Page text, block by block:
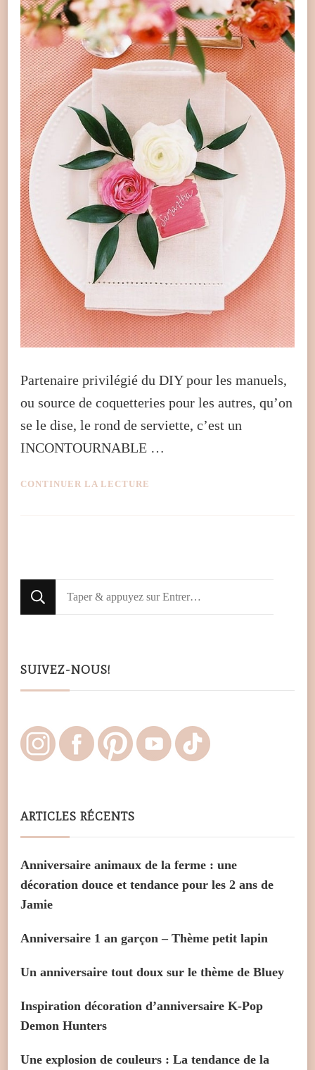
Partenaire privilégié du DIY pour les manuels,
ou source de coquetteries pour les autres, qu’on
se le dise, le rond de serviette, c’est un
INCONTOURNABLE …
CONTINUER LA LECTURE
Looking
for
SUIVEZ-NOUS!
ARTICLES RÉCENTS
Anniversaire animaux de la ferme : une
décoration douce et tendance pour les 2 ans de
Jamie
Anniversaire 1 an garçon – Thème petit lapin
Un anniversaire tout doux sur le thème de Bluey
Inspiration décoration d’anniversaire K-Pop
Demon Hunters
Une explosion de couleurs : La tendance de la